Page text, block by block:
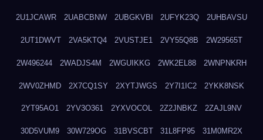
2U1JCAWR 2UABCBNW 2UBGKVBI 2UFYK23Q 2UHBAVSU
2UT1DWVT 2VA5KTQ4 2VUSTJE1 2VY55Q8B 2W29565T
2W496244 2WADJS4M 2WGUIKKG 2WK2EL88 2WNPNKRH
2WV0ZHMD 2X7CQ1SY 2XYTJWGS 2Y7I1IC2 2YKK8NSK
2YT95AO1 2YV3O361 2YXVOCOL 2Z2JNBKZ 2ZAJL9NV
30D5VUM9 30W729OG 31BVSCBT 31L8FP95 31M0MR2X